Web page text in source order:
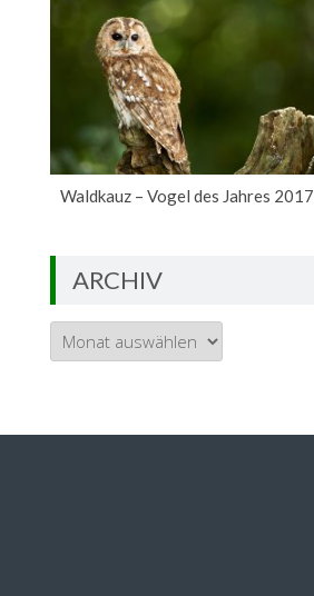
Waldkauz – Vogel des Jahres 2017
ARCHIV
Archiv